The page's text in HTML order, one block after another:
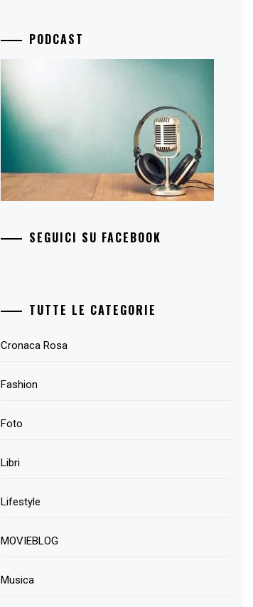
PODCAST
SEGUICI SU FACEBOOK
TUTTE LE CATEGORIE
Cronaca Rosa
Fashion
Foto
Libri
Lifestyle
MOVIEBLOG
Musica